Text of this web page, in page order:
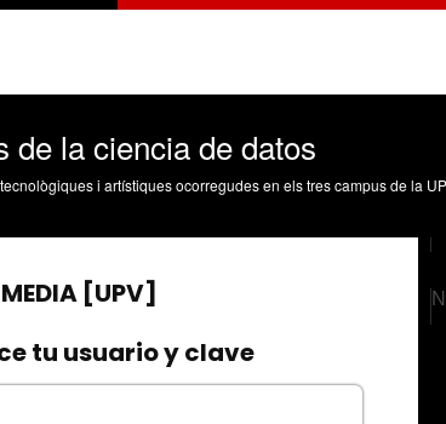
de la ciencia de datos
i artístiques ocorregudes en els tres campus de la